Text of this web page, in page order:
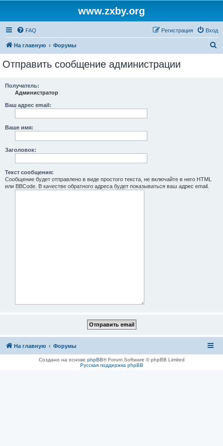
www.zxby.org
FAQ Вход
Регистрация
На главную Форумы
Отправить сообщение администрации
Получатель:
Администратор
Ваш адрес email:
Ваше имя:
Заголовок:
Текст сообщения:
Сообщение будет отправлено в виде простого текста, не включайте в него HTML
или BBCode. В качестве обратного адреса будет показываться ваш адрес email.
На главную Форумы
Создано на основе phpBB® Forum Software © phpBB Limited
Русская поддержка phpBB